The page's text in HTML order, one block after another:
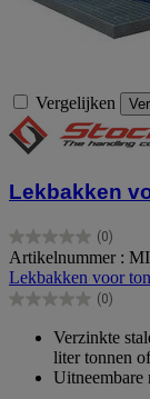
Vergelijken
Lekbakken
(0)
0.0
van
de
5
Artikelnummer :
Lekbakken voor
(0)
0.0
sterren.
Verzinkte
liter tonnen
Uitneembare